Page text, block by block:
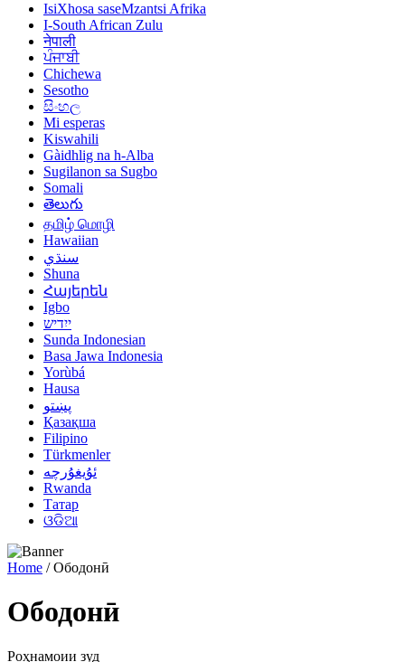
IsiXhosa saseMzantsi Afrika
I-South African Zulu
नेपाली
ਪੰਜਾਬੀ
Chichewa
Sesotho
සිංහල
Mi esperas
Kiswahili
Gàidhlig na h-Alba
Sugilanon sa Sugbo
Somali
తెలుగు
தமிழ் மொழி
Hawaiian
سنڌي
Shuna
Հայերեն
Igbo
ייִדיש
Sunda Indonesian
Basa Jawa Indonesia
Yorùbá
Hausa
پښتو
Қазақша
Filipino
Türkmenler
ئۇيغۇرچە
Rwanda
Татар
ଓଡିଆ
Home /Ободонӣ
Ободонӣ
Роҳнамоии зуд